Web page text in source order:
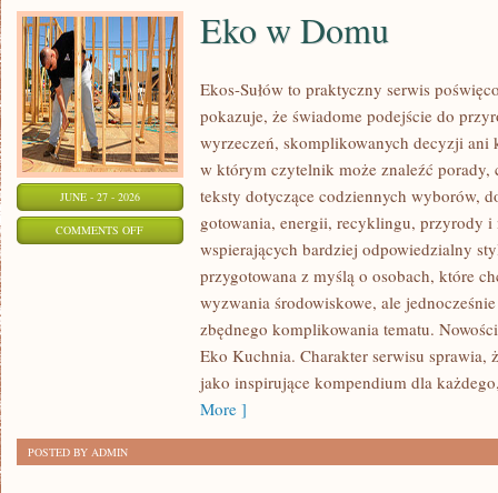
JUNE - 27 - 2026
COMMENTS OFFON
Eko w Domu
Ekos-Sułów to praktyczny serwis
pokazuje, że świadome podejście do
wyrzeczeń, skomplikowanych decyzji ani
w którym czytelnik może znaleźć porady,
teksty dotyczące codziennych wyborów,
gotowania, energii, recyklingu, przyrody i
wspierających bardziej odpowiedzialny
przygotowana z myślą o osobach, które
wyzwania środowiskowe, ale
zbędnego komplikowania tematu.
Eko Kuchnia. Charakter serwisu sprawia,
jako inspirujące kompendium dla
More ]
POSTED BY ADMIN